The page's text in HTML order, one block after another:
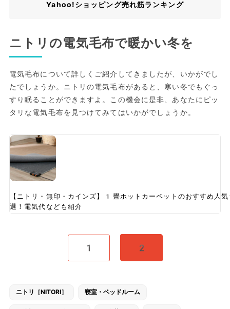
Yahoo!ショッピング売れ筋ランキング
ニトリの電気毛布で暖かい冬を
電気毛布について詳しくご紹介してきましたが、いかがでし
たでしょうか。ニトリの電気毛布があると、寒い冬でもぐっ
すり眠ることができますよ。この機会に是非、あなたにピッ
タリな電気毛布を見つけてみてはいかがでしょうか。
【ニトリ・無印・カインズ】1畳ホットカーペットのおすすめ
選！電気代なども紹介
1 2
ニトリ［NITORI］ 寝室・ベッドルーム